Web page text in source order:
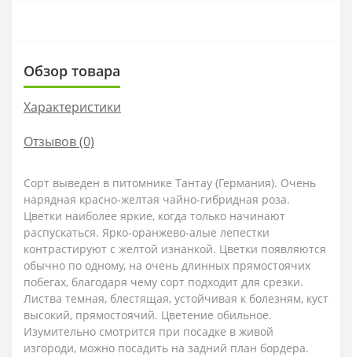
Обзор товара
Характеристики
Отзывов (0)
Сорт выведен в питомнике Тантау (Германия). Очень
нарядная красно-желтая чайно-гибридная роза.
Цветки наиболее яркие, когда только начинают
распускаться. Ярко-оранжево-алые лепестки
контрастируют с желтой изнанкой. Цветки появляются
обычно по одному, на очень длинных прямостоячих
побегах, благодаря чему сорт подходит для срезки.
Листва темная, блестящая, устойчивая к болезням, куст
высокий, прямостоячий. Цветение обильное.
Изумительно смотрится при посадке в живой
изгороди, можно посадить на задний план бордера.